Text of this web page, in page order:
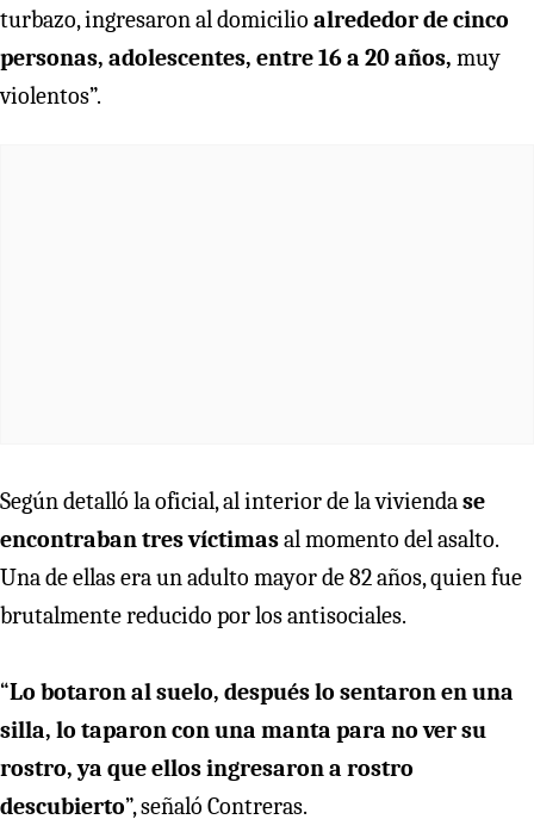
turbazo, ingresaron al domicilio alrededor de cinco
personas, adolescentes, entre 16 a 20 años, muy
violentos”.
Según detalló la oficial, al interior de la viviendase
encontraban tres víctimasal momento del asalto.
Una de ellas era un adulto mayor de 82 años, quien fue
brutalmente reducido por los antisociales.
“Lo botaron al suelo, después lo sentaron en una
silla, lo taparon con una manta para no ver su
rostro, ya que ellos ingresaron a rostro
descubierto”, señaló Contreras.